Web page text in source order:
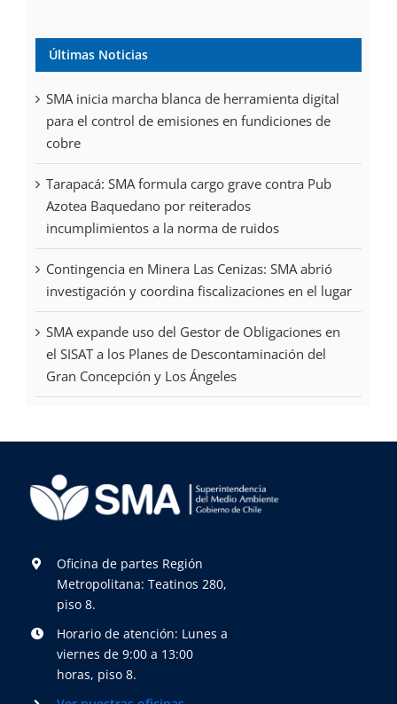
Últimas Noticias
SMA inicia marcha blanca de herramienta digital
para el control de emisiones en fundiciones de
cobre
Tarapacá: SMA formula cargo grave contra Pub
Azotea Baquedano por reiterados
incumplimientos a la norma de ruidos
Contingencia en Minera Las Cenizas: SMA abrió
investigación y coordina fiscalizaciones en el lugar
SMA expande uso del Gestor de Obligaciones en
el SISAT a los Planes de Descontaminación del
Gran Concepción y Los Ángeles
Oficina de partes Región
Metropolitana: Teatinos 280,
piso 8.
Horario de atención: Lunes a
viernes de 9:00 a 13:00
horas, piso 8.